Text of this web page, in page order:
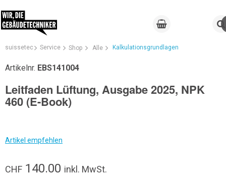
suissetec Service Shop Alle Kalkulationsgrundlagen
Artikelnr. EBS141004
Leitfaden Lüftung, Ausgabe 2025, NPK
460 (E-Book)
Artikel empfehlen
CHF 140.00 inkl. MwSt.